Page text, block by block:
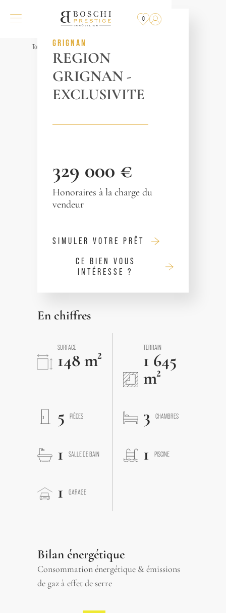
0
Tous les biensGRIGNAN
REGION
GRIGNAN -
EXCLUSIVITE
329 000 €
Honoraires à la charge du
vendeur
SIMULER VOTRE PRÊT
CE BIEN VOUS
INTÉRESSE ?
En chiffres
SURFACE
148 m²
TERRAIN
1 645
m²
5
PIÈCES 3 CHAMBRES
1 SALLE DE BAIN 1 PISCINE
1 GARAGE
Bilan énergétique
Consommation énergétique & émissions
de gaz à effet de serre